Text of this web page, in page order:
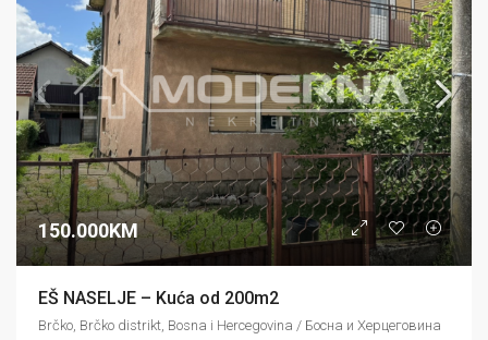
150.000KM
EŠ NASELJE – Kuća od 200m2
Brčko, Brčko distrikt, Bosna i Hercegovina / Босна и Херцеговина